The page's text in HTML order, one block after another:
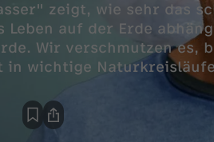
zeigt, wie sehr das
Leben auf der Erde
Wir verschmutzen es,
in wichtige